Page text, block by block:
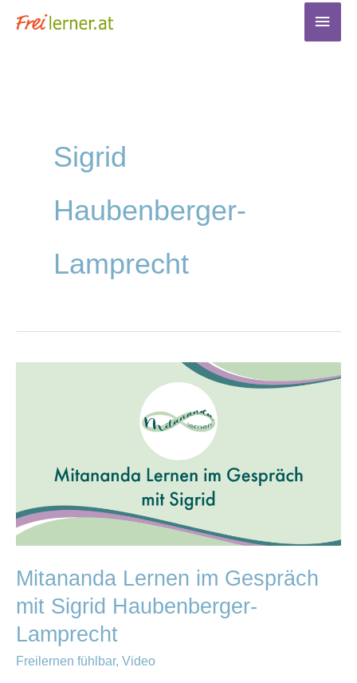
Inhalt
Sigrid
Haubenberger-
Lamprecht
Mitananda Lernen im Gespräch
mit Sigrid Haubenberger-
Lamprecht
Freilernen fühlbar, Video
Haubenberger-
Lamprecht